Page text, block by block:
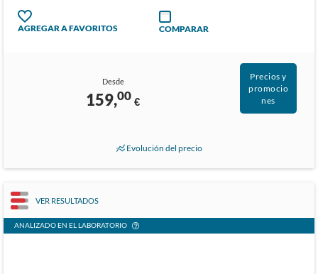
AGREGAR A FAVORITOS COMPARAR
Desde
159,00 €
Precios y
promocio
nes
Evolución del precio
VER RESULTADOS
ANALIZADO EN EL LABORATORIO